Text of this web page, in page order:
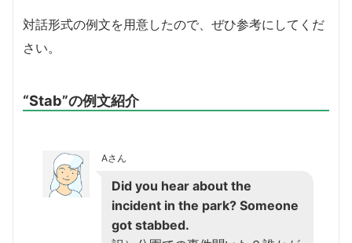
対話形式の例文を用意したので、ぜひ参考にしてくだ
さい。
“Stab”の例文紹介
Aさん
Did you hear about the
incident in the park? Someone
got stabbed.